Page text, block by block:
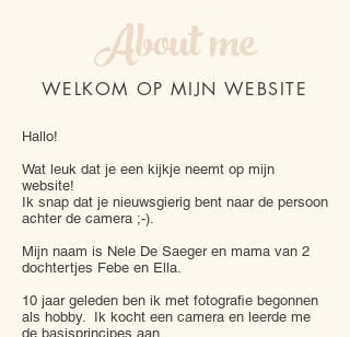
About me
WELKOM OP MIJN WEBSITE
Hallo!
Wat leuk dat je een kijkje neemt op mijn
website!
Ik snap dat je nieuwsgierig bent naar de persoon
achter de camera ;-).
Mijn naam is Nele De Saeger en mama van 2
dochtertjes Febe en Ella.
10 jaar geleden ben ik met fotografie begonnen
als hobby. Ik kocht een camera en leerde me
de basisprincipes aan. .